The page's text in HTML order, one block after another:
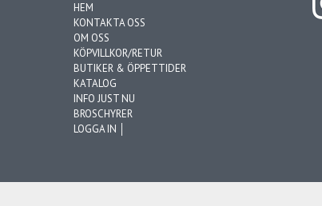
HEM
KONTAKTA OSS
OM OSS
KÖPVILLKOR/RETUR
BUTIKER & ÖPPETTIDER
KATALOG
INFO JUST NU
BROSCHYRER
LOGGA IN │